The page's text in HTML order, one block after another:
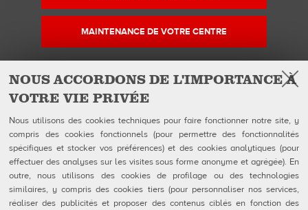
NOUS ACCORDONS DE L'IMPORTANCE À
VOTRE VIE PRIVÉE
Nous utilisons des cookies techniques pour faire fonctionner notre site, y
compris des cookies fonctionnels (pour permettre des fonctionnalités
spécifiques et stocker vos préférences) et des cookies analytiques (pour
effectuer des analyses sur les visites sous forme anonyme et agrégée). En
outre, nous utilisons des cookies de profilage ou des technologies
similaires, y compris des cookies tiers (pour personnaliser nos services,
réaliser des publicités et proposer des contenus ciblés en fonction des
MAINTENANCE DE VOTRE CENTRE
QUBICAAMF WORLDWIDE LLC
40 rue Jacques Ibert
92300 Levallois-Perret:
Téléphone : 0140899470
Produits
Galerie
Actualités
eShop
Suivez-nous sur